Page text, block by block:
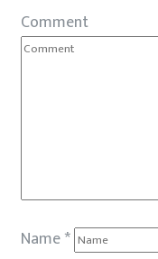
Comment
Name*